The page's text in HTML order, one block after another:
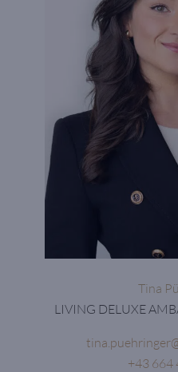
Tina
LIVING DELUXE
+43 664